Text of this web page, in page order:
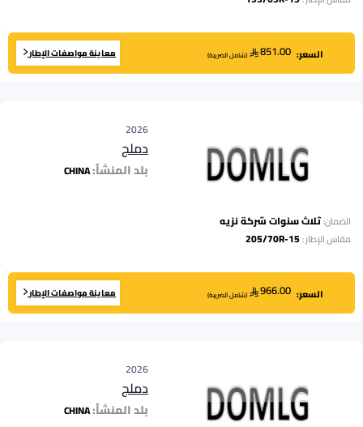
السعر: 851.00
(شامل الضريبة) معاينة مواصفات الإطار
2026
دملج
بلد المنشأ:CHINA
الضمان:ثلاث سنوات شركة نزيه
مقاس الإطار:
205/70R-15
السعر: 966.00
(شامل الضريبة) معاينة مواصفات الإطار
2026
دملج
بلد المنشأ:CHINA